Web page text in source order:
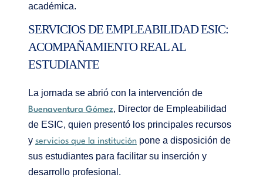
académica.
SERVICIOS DE EMPLEABILIDAD ESIC:
ACOMPAÑAMIENTO REAL AL
ESTUDIANTE
La jornada se abrió con la intervención de
Buenaventura Gómez, Director de Empleabilidad
de ESIC, quien presentó los principales recursos
y servicios que la instituciónpone a disposición de
sus estudiantes para facilitar su inserción y
desarrollo profesional.